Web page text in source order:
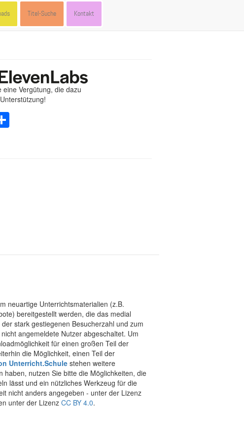
Titel-Suche Kontakt
Vergütung, die dazu
neuartige Unterrichtsmaterialien (z.B.
bereitgestellt werden, die das medial
stark gestiegenen Besucherzahl und zum
angemeldete Nutzer abgeschaltet. Um
für einen großen Teil der
die Möglichkeit, einen Teil der
Unterricht.Schulestehen weitere
haben, nutzen Sie bitte die Möglichkeiten, die
lässt und ein nützliches Werkzeug für die
nicht anders angegeben - unter der Lizenz
unter der Lizenz CC BY 4.0.